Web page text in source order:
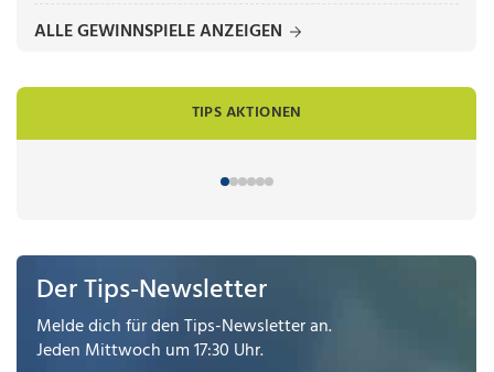
ALLE GEWINNSPIELE ANZEIGEN
TIPS AKTIONEN
Der Tips-Newsletter
Melde dich für den Tips-Newsletter an.
Jeden Mittwoch um 17:30 Uhr.